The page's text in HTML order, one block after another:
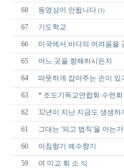
68 동영상이 안됩니다 (1)
67 기도학교
66 미국에서 바다의 어려움을
65 어느 곳을 항해하시든지
64 따뜻하게 잡아주는 손이 있
63 * 조도기독교연합회 수련
62 32년이 지난 지금도 생생
61 그대는 '되고 법칙'을 아는가
60 아침향기 예수향기
59 여 미교 회 소 식